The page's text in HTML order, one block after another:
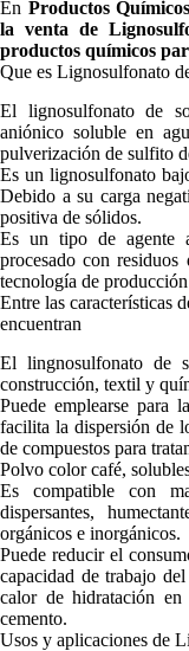
En Productos
la venta de
productos químicos
Que es Lignosulfonato
El lignosulfonato de
aniónico soluble en
pulverización de sulfito
Es un lignosulfonato
Debido a su carga
positiva de sólidos.
Es un tipo de agente
procesado con
tecnología de
Entre las características
encuentran
El lingnosulfonato de
construcción, textil y
Puede emplearse para
facilita la dispersión de
de compuestos para
Polvo color café,
Es compatible con
dispersantes,
orgánicos e inorgánicos.
Puede reducir el
capacidad de trabajo
calor de hidratación
cemento.
Usos y aplicaciones de